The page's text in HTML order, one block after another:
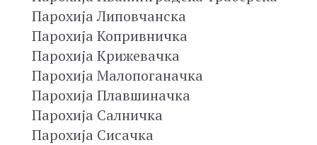
Парохија Липовчанска
Парохија Копривничка
Парохија Крижевачка
Парохија Малопоганачка
Парохија Плавшиначка
Парохија Салничка
Парохија Сисачка